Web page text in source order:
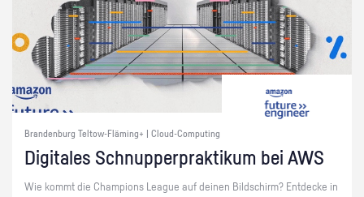
Brandenburg Teltow-Fläming+ | Cloud-Computing
Di­gi­ta­les Schnup­per­prak­ti­kum bei AWS
Wie kommt die Cham­pi­ons Le­ague auf dei­nen Bild­schirm? Ent­de­cke in